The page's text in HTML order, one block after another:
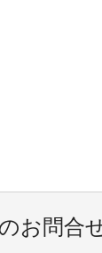
お問合